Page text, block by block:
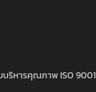
ริหารคุณภาพ ISO